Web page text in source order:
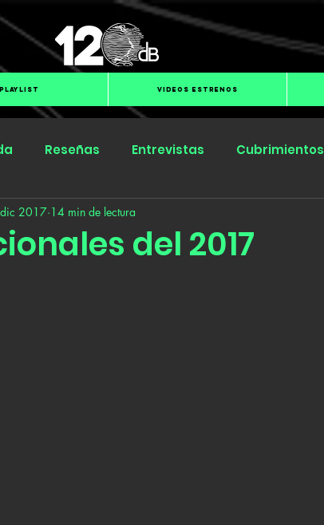
PLAYLIST VIDEOS ESTRENOS
Reseñas Entrevistas Cubrimientos
Groover BOmm
del 2017
2017 14 min de lectura